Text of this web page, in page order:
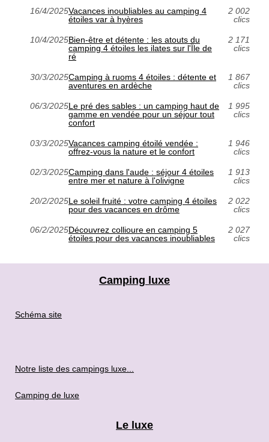
16/4/2025Vacances inoubliables au camping 4
étoiles var à hyères
2 002
clics
10/4/2025Bien-être et détente : les atouts du
camping 4 étoiles les ilates sur l'Île de
ré
2 171
clics
30/3/2025Camping à ruoms 4 étoiles : détente et
aventures en ardèche
1 867
clics
06/3/2025Le pré des sables : un camping haut de
gamme en vendée pour un séjour tout
confort
1 995
clics
03/3/2025Vacances camping étoilé vendée :
offrez-vous la nature et le confort
1 946
clics
02/3/2025Camping dans l'aude : séjour 4 étoiles
entre mer et nature à l'olivigne
1 913
clics
20/2/2025Le soleil fruité : votre camping 4 étoiles
pour des vacances en drôme
2 022
clics
06/2/2025Découvrez collioure en camping 5
étoiles pour des vacances inoubliables
2 027
clics
Camping luxe
Schéma site
Notre liste des campings luxe...
Camping de luxe
Le luxe